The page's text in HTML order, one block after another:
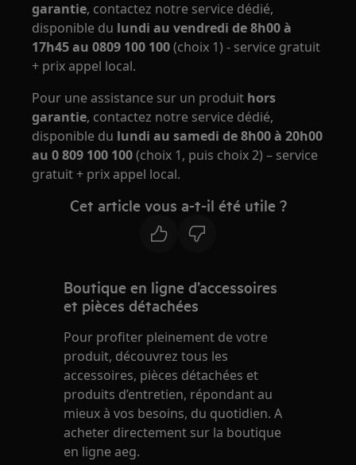
garantie, contactez notre service dédié,
disponible du lundi au vendredi de 8h00 à
17h45 au 0809 100 100(choix 1) - service gratuit
+ prix appel local.
Pour une assistance sur un produit hors
garantie, contactez notre service dédié,
disponible du lundi au samedi de 8h00 à 20h00
au 0 809 100 100(choix 1, puis choix 2) – service
gratuit + prix appel local.
Cet article vous a-t-il été utile ?
Boutique en ligne d’accessoires
et pièces détachées
Pour profiter pleinement de votre
produit, découvrez tous les
accessoires, pièces détachées et
produits d’entretien, répondant au
mieux à vos besoins, du quotidien. A
acheter directement sur la boutique
en ligne aeg.